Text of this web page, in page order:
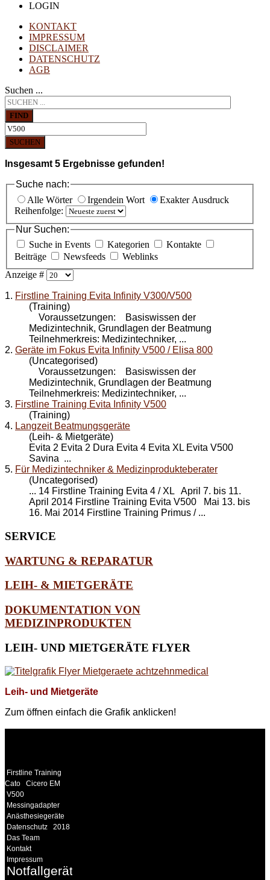
LOGIN
KONTAKT
IMPRESSUM
DISCLAIMER
DATENSCHUTZ
AGB
Suchen ...
FIND
SUCHEN
Insgesamt 5 Ergebnisse gefunden!
Suche nach:
Alle Wörter
Irgendein Wort
Exakter Ausdruck
Reihenfolge:
Nur Suchen:
Suche in Events
Kategorien
Kontakte
Beiträge
Newsfeeds
Weblinks
Anzeige #
1. Firstline Training Evita Infinity V300/V500
(Training)
Voraussetzungen: Basiswissen der
Medizintechnik, Grundlagen der Beatmung
Teilnehmerkreis: Medizintechniker, ...
2. Geräte im Fokus Evita Infinity V500 / Elisa 800
(Uncategorised)
Voraussetzungen: Basiswissen der
Medizintechnik, Grundlagen der Beatmung
Teilnehmerkreis: Medizintechniker, ...
3. Firstline Training Evita Infinity V500
(Training)
4. Langzeit Beatmungsgeräte
(Leih- & Mietgeräte)
Evita 2 Evita 2 Dura Evita 4 Evita XL Evita V500
Savina ...
5. Für Medizintechniker & Medizinprodukteberater
(Uncategorised)
... 14 Firstline Training Evita 4 / XL April 7. bis 11.
April 2014 Firstline Training Evita V500 Mai 13. bis
16. Mai 2014 Firstline Training Primus / ...
SERVICE
WARTUNG & REPARATUR
LEIH- & MIETGERÄTE
DOKUMENTATION VON
MEDIZINPRODUKTEN
LEIH- UND MIETGERÄTE FLYER
Leih- und Mietgeräte
Zum öffnen einfach die Grafik anklicken!
Firstline Training
Cato
Cicero EM
V500
Messingadapter
Anästhesiegeräte
Datenschutz
2018
Das Team
Kontakt
Impressum
Notfallgeräte